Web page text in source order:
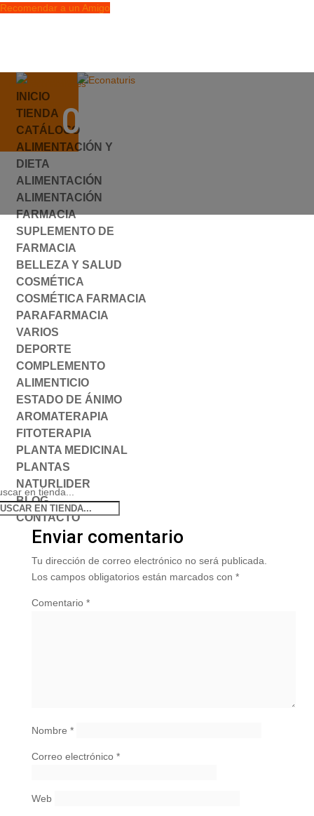
Recomendar a un Amigo
info@econaturis.es
Mi cuenta
Checkout
0 elementos
INICIO
TIENDA
CATÁLOGO
ALIMENTACIÓN Y
DIETA
ALIMENTACIÓN
ALIMENTACIÓN
FARMACIA
SUPLEMENTO DE
FARMACIA
BELLEZA Y SALUD
COSMÉTICA
COSMÉTICA FARMACIA
PARAFARMACIA
VARIOS
DEPORTE
COMPLEMENTO
ALIMENTICIO
ESTADO DE ÁNIMO
AROMATERAPIA
FITOTERAPIA
PLANTA MEDICINAL
PLANTAS
NATURLIDER
BLOG
CONTACTO
en tienda...
020013.JPG
Enviar comentario
Tu dirección de correo electrónico no será publicada.
Los campos obligatorios están marcados con *
Comentario *
Nombre *
Correo electrónico *
Web